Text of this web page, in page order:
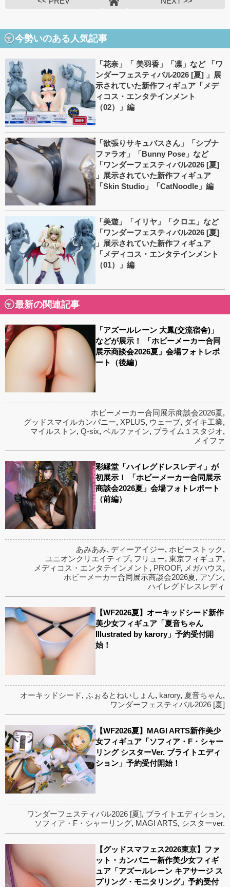
今勢いのある人気記事
「花奈」「 美羽香」「凛」など 「ワ
ンダーフェスティバル2026 [夏] 」展
示されていた新作フィギュア「メデ
ィコス・エンタテインメント
（02）」編
「欲張りサキュバスさん」「シブナ
ファラオ」「Bunny Pose」など
「ワンダーフェスティバル2026 [夏]
」展示されていた新作フィギュア
「Skin Studio」「CatNoodle」編
「美遊」「イリヤ」「クロエ」など
「ワンダーフェスティバル2026 [夏]
」展示されていた新作フィギュア
「メディコス・エンタテインメント
（01）」編
最新の関連記事
「アズールレーン 大鳳(交流宿舎)」
などが展示！ 「ホビーメーカー合同
展示商談会2026夏」会場フォトレポ
ート（後編）
ホビーメーカー合同展示商談会2026夏,
グッドスマイルカンパニー, XPLUS, ウェーブ, ダイキ工業,
マイルストン, Q-six, ベルファイン, プライム１スタジオ,
メイファ
彩縁堂「ハイレグドレスレディ」が
初展示！ 「ホビーメーカー合同展示
商談会2026夏」会場フォトレポート
（前編）
あみあみ, ディーアイジー, ホビーストック,
ユニオンクリエイティブ, フリュー, 東京フィギュア,
メディコス・エンタテインメント , PROOF, メガハウス,
ホビーメーカー合同展示商談会2026夏, アゾン,
ハイレグドレスレディ
【WF2026夏】オーキッドシード新作
美少女フィギュア「夏音ちゃん
Illustrated by karory」予約受付開
始！
オーキッドシード, ふぉるとねいしょん, karory, 夏音ちゃん,
ワンダーフェスティバル2026 [夏]
【WF2026夏】MAGI ARTS新作美少
女フィギュア「ソフィア・F・シャー
リング シスターVer. ブライトエディ
ション」予約受付開始！
ワンダーフェスティバル2026 [夏], ブライトエディション,
ソフィア・F・シャーリング, MAGI ARTS, シスターver.
【グッドスマフェス2026東京】ファ
ット・カンパニー新作美少女フィギ
ュア「アズールレーン キアサージ ス
プリング・モニタリング」予約受付